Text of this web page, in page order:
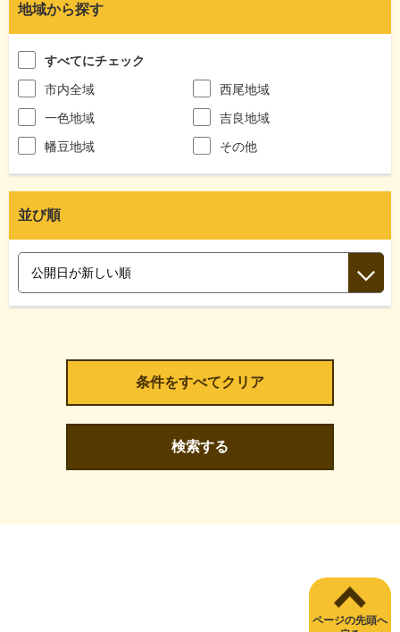
地域から探す
すべてにチェック
市内全域
西尾地域
一色地域
吉良地域
幡豆地域
その他
並び順
検索する
ページの先頭へ